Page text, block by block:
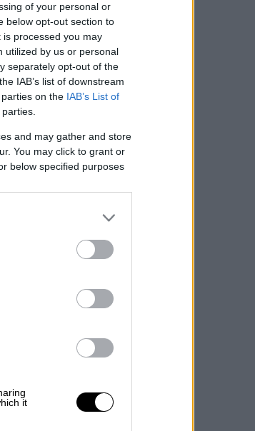
of your personal or
below opt-out section to
processed you may
utilized by us or personal
separately opt-out of the
IAB’s list of downstream
on the IAB’s List of
and may gather and store
You may click to grant or
below specified purposes
it